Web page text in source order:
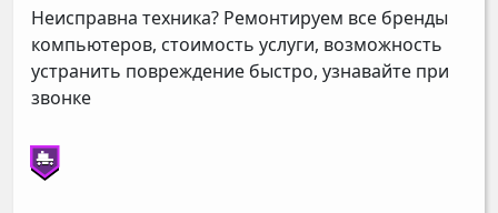
Неисправна техника? Ремонтируем все бренды
компьютеров, стоимость услуги, возможность
устранить повреждение быстро, узнавайте при
звонке